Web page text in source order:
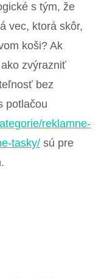
s tým, že
vec, ktorá skôr,
koši? Ak
zvýrazniť
bez
potlačou
reklamne-
tasky/ sú pre